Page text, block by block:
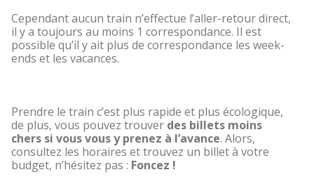
Cependant aucun train n’effectue l’aller-retour direct,
il y a toujours au moins 1 correspondance. Il est
possible qu’il y ait plus de correspondance les week-
ends et les vacances.
Prendre le train c’est plus rapide et plus écologique,
de plus, vous pouvez trouver des billets moins
chers si vous vous y prenez à l’avance. Alors,
consultez les horaires et trouvez un billet à votre
budget, n’hésitez pas : Foncez !